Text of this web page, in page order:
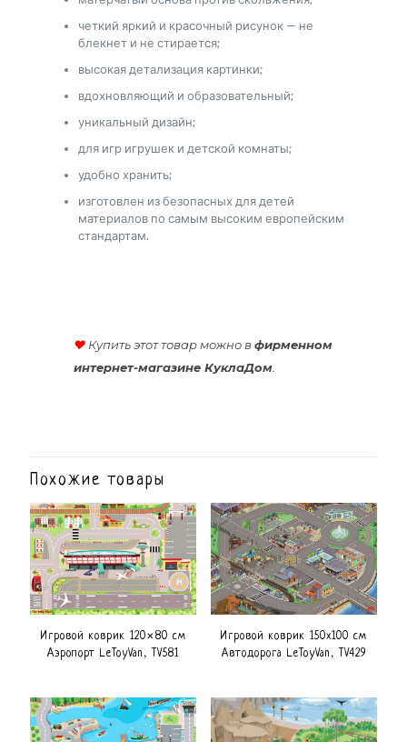
четкий яркий и красочный рисунок — не
блекнет и не стирается;
высокая детализация картинки;
вдохновляющий и образовательный;
уникальный дизайн;
для игр игрушек и детской комнаты;
удобно хранить;
изготовлен из безопасных для детей
материалов по самым высоким европейским
стандартам.
♥ Купить этот товар можно вфирменном
интернет-магазине КуклаДом.
Похожие товары
Игровой коврик 120×80 см
Аэропорт LeToyVan, TV581
Игровой коврик 150х100 см
Автодорога LeToyVan, TV429